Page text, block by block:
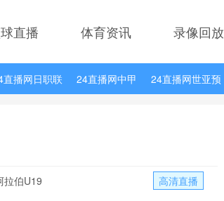
直播 体育资讯 录像回放
直播网日职联 24直播网中甲 24直播网世亚预
拉伯U19 高清直播